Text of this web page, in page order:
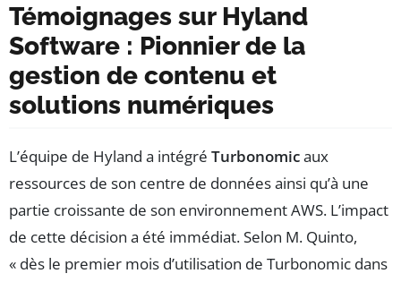
Témoignages sur Hyland
Software : Pionnier de la
gestion de contenu et
solutions numériques
L’équipe de Hyland a intégré Turbonomicaux
ressources de son centre de données ainsi qu’à une
partie croissante de son environnement AWS. L’impact
de cette décision a été immédiat. Selon M. Quinto,
« dès le premier mois d’utilisation de Turbonomic dans